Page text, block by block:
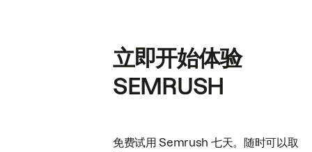
立即开始体验
SEMRUSH
免费试用 Semrush 七天。随时可以取